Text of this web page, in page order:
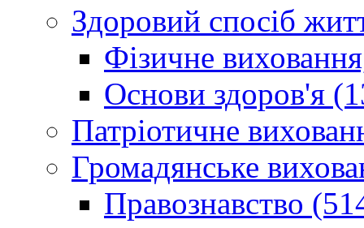
Здоровий спосіб
Фізичне
Основи здоров'я
Патріотичне
Громадянське
Правознавство